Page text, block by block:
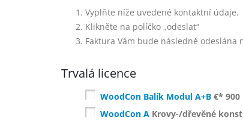
Vyplňte níže uvedené kontaktní údaje.
Klikněte na políčko „odeslat“
Faktura Vám bude následně odeslána
Trvalá licence
WoodCon Balík Modul A+B €* 900
WoodCon A Krovy-/dřevěné